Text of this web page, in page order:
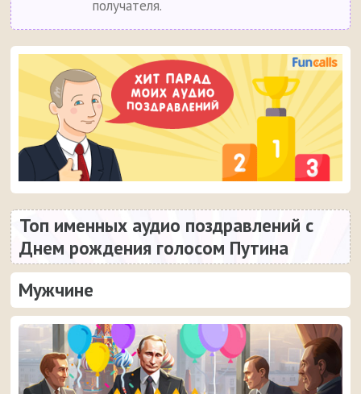
получателя.
Топ именных аудио поздравлений с
Днем рождения голосом Путина
Мужчине